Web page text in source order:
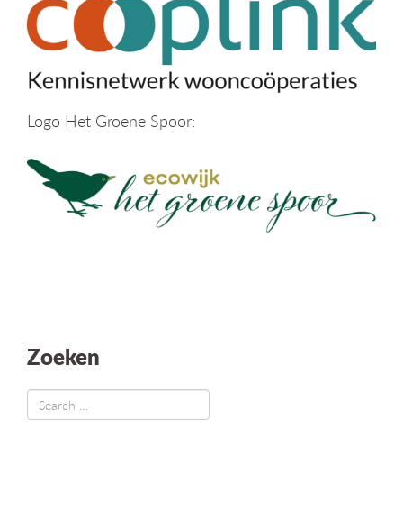
Logo Het Groene Spoor:
Zoeken